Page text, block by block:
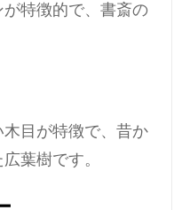
特徴的で、書斎の
目が特徴で、昔か
広葉樹です。